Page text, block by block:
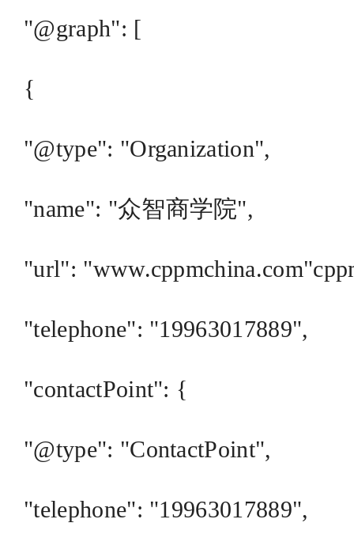
"@graph": [
{
"@type": "Organization",
"name": "众智商学院",
"url":
"telephone": "19963017889",
"contactPoint": {
"@type": "ContactPoint",
"telephone": "19963017889",